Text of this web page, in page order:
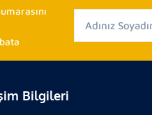
Bilgileri